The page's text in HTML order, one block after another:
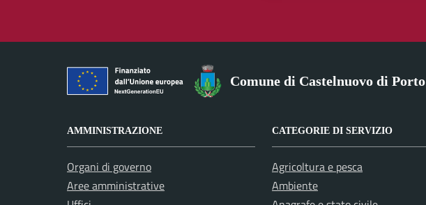
Comune di Castelnuovo di Porto
AMMINISTRAZIONE
Organi di governo
Aree amministrative
CATEGORIE DI SERVIZIO
Agricoltura e pesca
Ambiente